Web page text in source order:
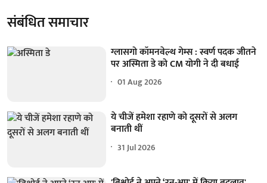
संबंधित समाचार
ग्लासगो कॉमनवेल्थ गेम्स : स्वर्ण पदक जीतने
पर अस्मिता डे को CM योगी ने दी बधाई
01 Aug 2026
ये चीजें हमेशा रहाणे को दूसरों से अलग
बनाती थीं
31 Jul 2026